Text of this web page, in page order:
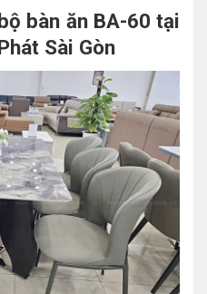
bàn ăn BA-60 tại
Sài Gòn